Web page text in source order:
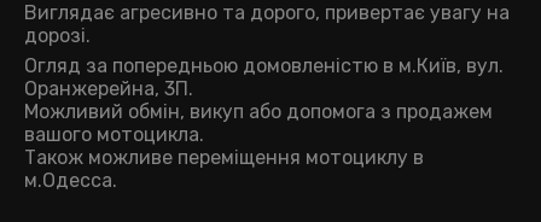
Виглядає агресивно та дорого, привертає увагу на
дорозі.
Огляд за попередньою домовленістю в м.Київ, вул.
Оранжерейна, 3П.
Можливий обмін, викуп або допомога з продажем
вашого мотоцикла.
Також можливе переміщення мотоциклу в
м.Одесса.